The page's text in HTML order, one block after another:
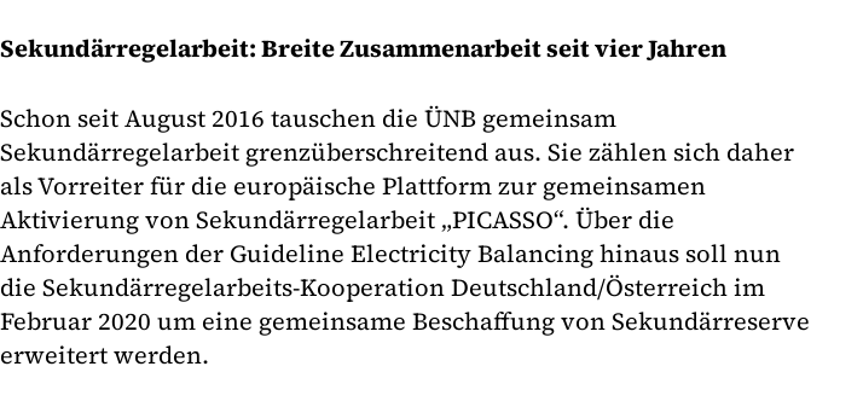
Sekundärregelarbeit: Breite Zusammenarbeit seit vier Jahren
Schon seit August 2016 tauschen die ÜNB gemeinsam
Sekundärregelarbeit grenzüberschreitend aus. Sie zählen sich daher
als Vorreiter für die europäische Plattform zur gemeinsamen
Aktivierung von Sekundärregelarbeit „PICASSO“. Über die
Anforderungen der Guideline Electricity Balancing hinaus soll nun
die Sekundärregelarbeits-Kooperation Deutschland/Österreich im
Februar 2020 um eine gemeinsame Beschaffung von Sekundärreserve
erweitert werden.